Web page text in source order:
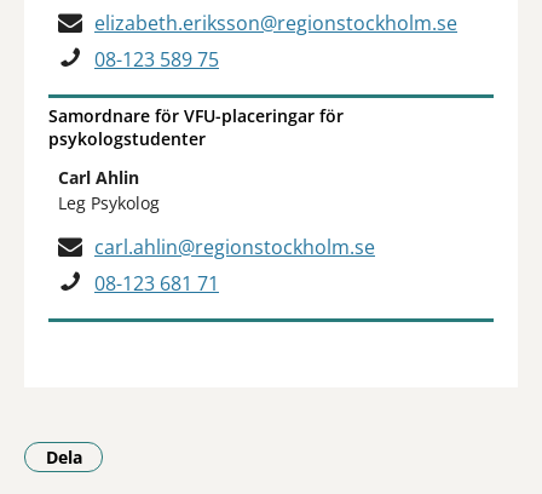
elizabeth.eriksson@regionstockholm.se
08-123 589 75
Samordnare för VFU-placeringar för
psykologstudenter
Carl Ahlin
Leg Psykolog
carl.ahlin@regionstockholm.se
08-123 681 71
Dela
- Klicka för att öppna delningsalternativ.